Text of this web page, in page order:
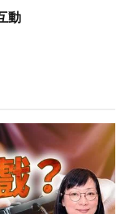
動